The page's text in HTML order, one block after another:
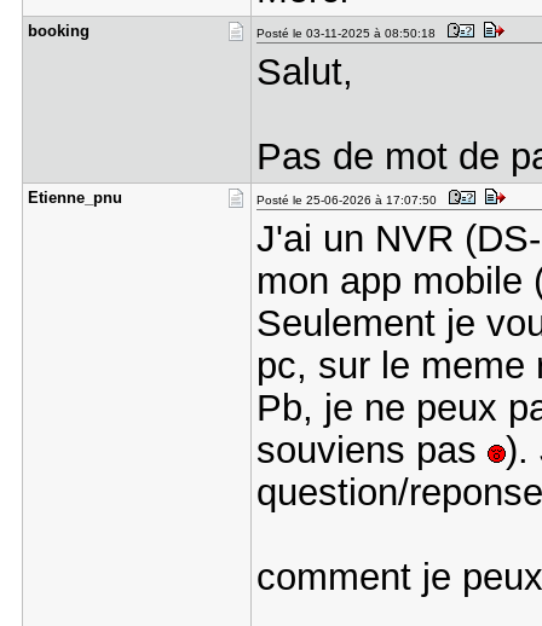
booking Posté le 03-11-2025 à 08:50:18
Salut,
Pas de mot de
Etienne_pn​u Posté le 25-06-2026 à 17:07:50
J'ai un NVR
mon app mobile
Seulement je
pc, sur le meme
Pb, je ne peux
souviens pas
).
question/
comment je